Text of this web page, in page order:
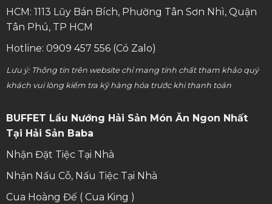
HCM: 1113 Lũy Bán Bích, Phường Tân Sơn Nhì, Quận
Tân Phú, TP HCM
Hotline: 0909 457 556 (Có Zalo)
Lưu ý: Thông tin trên website chỉ mang tính chất tham khảo quý
khách vui lòng kiểm tra kỹ hàng hóa trước khi thanh toán
BUFFET Lẩu Nướng Hải Sản Món Ăn Ngon Nhất
Tại Hải Sản Baba
Nhận Đặt Tiệc Tại Nhà
Nhận Nấu Cỗ, Nấu Tiệc Tại Nhà
Cua Hoàng Đế ( Cua King )